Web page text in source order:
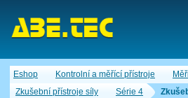
Eshop Kontrolní a měřící přístroje
Zkušební přístroje síly
Série 4
Nákupní košík je
Počet produktů:0
Cena celkem:0,00
Uživatel:
Heslo: